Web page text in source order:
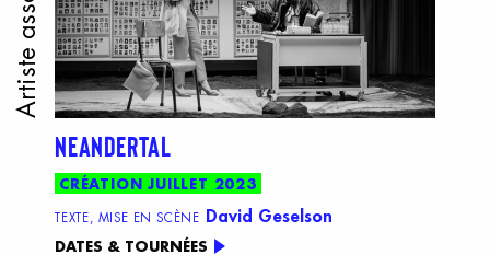
Artiste associé
NEANDERTAL
CRÉATION JUILLET 2023
TEXTE, MISE EN SCÈNE David Geselson
DATES & TOURNÉES